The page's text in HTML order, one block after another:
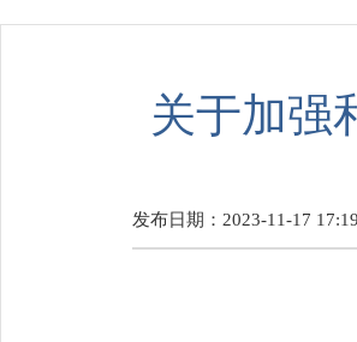
关于加强
发布日期：2023-11-17 17:19